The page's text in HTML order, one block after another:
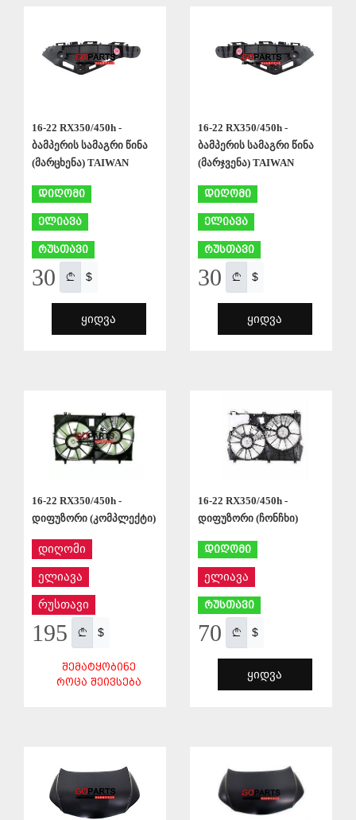
16-22 RX350/450h -
ბამპერის სამაგრი წინა
(მარცხენა) TAIWAN
დიღომი
ელიავა
რუსთავი
30 $
ᲧᲘᲓᲕᲐ
16-22 RX350/450h -
ბამპერის სამაგრი წინა
(მარჯვენა) TAIWAN
დიღომი
ელიავა
რუსთავი
30 $
ᲧᲘᲓᲕᲐ
16-22 RX350/450h -
დიფუზორი (კომპლექტი)
დიღომი
ელიავა
რუსთავი
195 $
ᲨᲔᲛᲐᲢᲧᲝᲑᲘᲜᲔ
ᲠᲝᲪᲐ ᲨᲔᲘᲕᲡᲔᲑᲐ
16-22 RX350/450h -
დიფუზორი (ჩონჩხი)
დიღომი
ელიავა
რუსთავი
70 $
ᲧᲘᲓᲕᲐ